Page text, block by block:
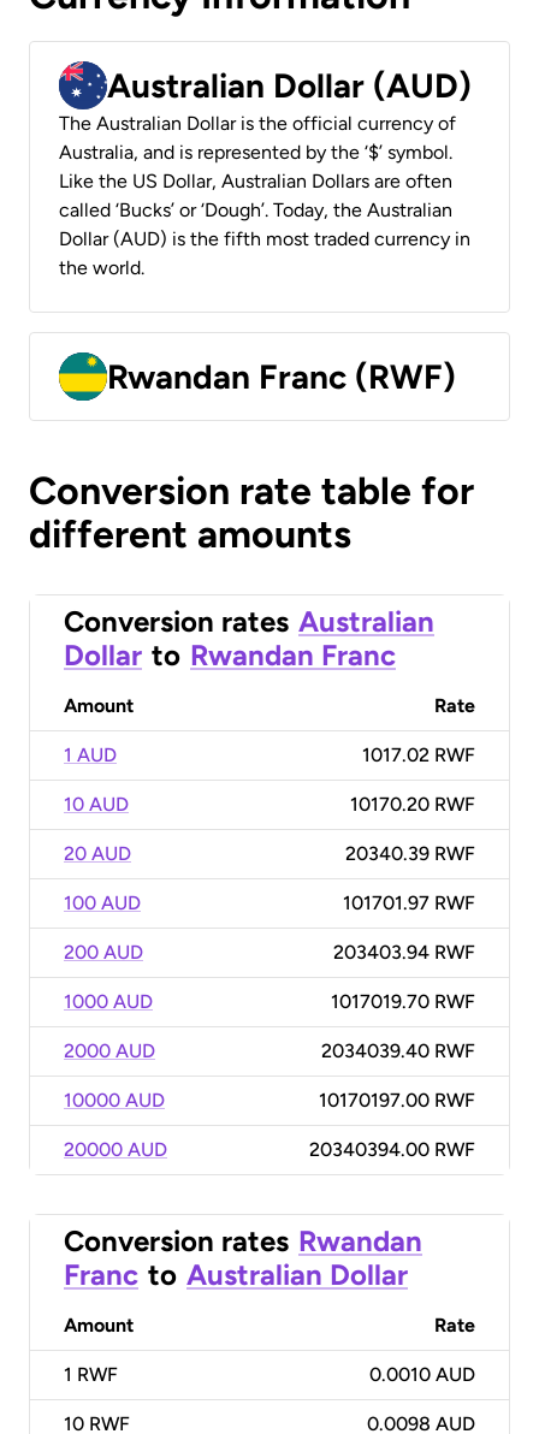
Australian Dollar (AUD)
The Australian Dollar is the official currency of
Australia, and is represented by the ‘$’ symbol.
Like the US Dollar, Australian Dollars are often
called ‘Bucks’ or ‘Dough’. Today, the Australian
Dollar (AUD) is the fifth most traded currency in
the world.
Rwandan Franc (RWF)
Conversion rate table for
different amounts
Conversion rates Australian
Dollar to Rwandan Franc
Amount Rate
1 AUD 1017.02 RWF
10 AUD 10170.20 RWF
20 AUD 20340.39 RWF
100 AUD 101701.97 RWF
200 AUD 203403.94 RWF
1000 AUD 1017019.70 RWF
2000 AUD 2034039.40 RWF
10000 AUD 10170197.00 RWF
20000 AUD 20340394.00 RWF
Conversion rates Rwandan
Franc to Australian Dollar
Amount Rate
1 RWF 0.0010 AUD
10 RWF 0.0098 AUD